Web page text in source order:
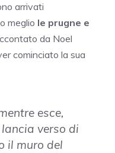
arrivati
meglio le prugne e
da Noel
cominciato la sua
esce,
verso di
il muro del